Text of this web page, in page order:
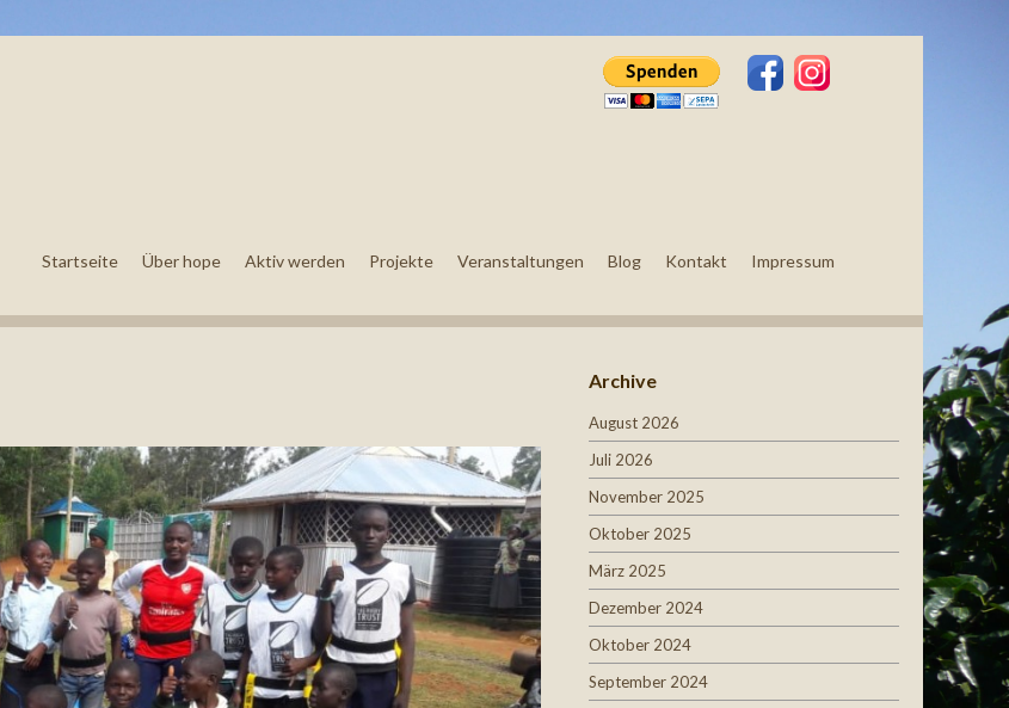
Startseite Über hope Aktiv werden Projekte Veranstaltungen Blog Kontakt Impressum
Archive
August 2026
Juli 2026
November 2025
Oktober 2025
März 2025
Dezember 2024
Oktober 2024
September 2024